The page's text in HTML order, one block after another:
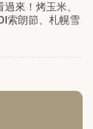
來！烤玉米、
索朗節、札幌雪